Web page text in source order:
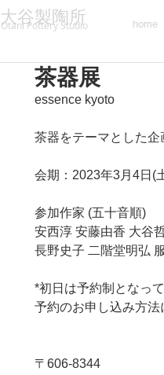
大谷製陶所
Otani Pottery Studio home
茶器展
essence kyoto
茶器をテーマとした企
会期：2023年3月4日(
参加作家 (五十音順)
安西淳 安藤由香 大谷
長野史子 二階堂明弘
*初日は予約制となって
予約のお申し込み方
〒606-8344